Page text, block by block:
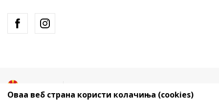
Оваа веб страна користи колачиња (cookies)